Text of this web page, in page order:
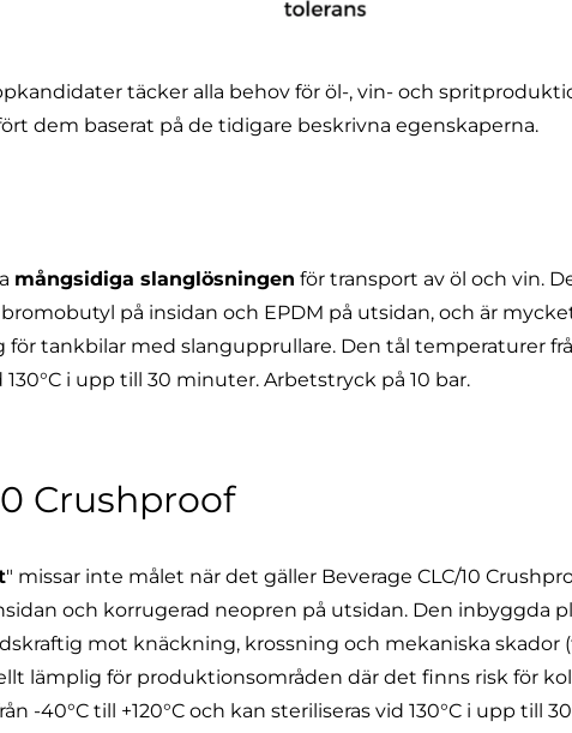
täcker alla behov för öl-, vin- och
dem baserat på de tidigare beskrivna egenskaperna.
mångsidiga slanglösningen för transport av öl och vin.
på insidan och EPDM på utsidan, och är
för tankbilar med slangupprullare. Den tål temperaturer
130°C i upp till 30 minuter. Arbetstryck på 10 bar.
Crushproof
" missar inte målet när det gäller Beverage CLC/10
och korrugerad neopren på utsidan. Den inbyggda
mot knäckning, krossning och mekaniska skador
lämplig för produktionsområden där det finns risk för
-40°C till +120°C och kan steriliseras vid 130°C i upp till